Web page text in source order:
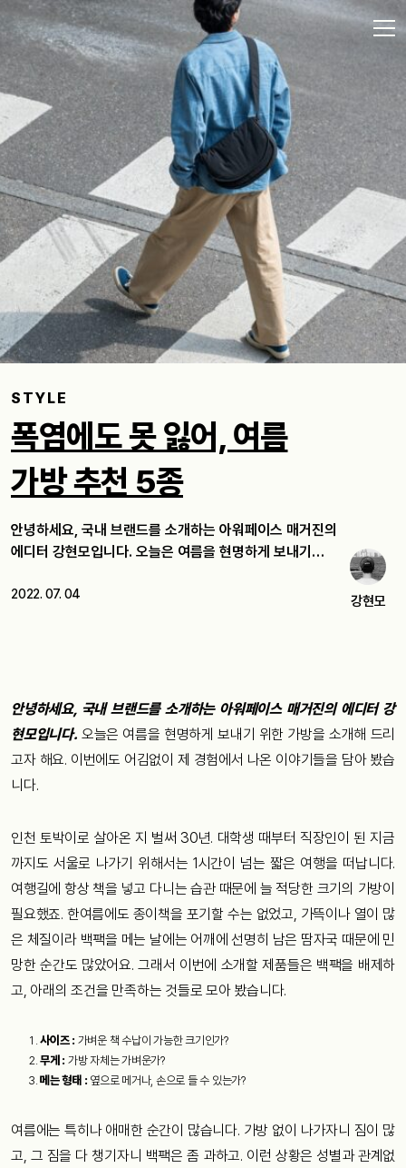
STYLE
폭염에도 못 잃어, 여름
가방 추천 5종
안녕하세요, 국내 브랜드를 소개하는 아워페이스 매거진의
에디터 강현모입니다. 오늘은 여름을 현명하게 보내기…
2022. 07. 04 강현모
안녕하세요, 국내 브랜드를 소개하는 아워페이스 매거진의 에디터 강
현모입니다. 오늘은 여름을 현명하게 보내기 위한 가방을 소개해 드리
고자 해요. 이번에도 어김없이 제 경험에서 나온 이야기들을 담아 봤습
니다.
인천 토박이로 살아온 지 벌써 30년. 대학생 때부터 직장인이 된 지금
까지도 서울로 나가기 위해서는 1시간이 넘는 짧은 여행을 떠납니다.
여행길에 항상 책을 넣고 다니는 습관 때문에 늘 적당한 크기의 가방이
필요했죠. 한여름에도 종이책을 포기할 수는 없었고, 가뜩이나 열이 많
은 체질이라 백팩을 메는 날에는 어깨에 선명히 남은 땀자국 때문에 민
망한 순간도 많았어요. 그래서 이번에 소개할 제품들은 백팩을 배제하
고, 아래의 조건을 만족하는 것들로 모아 봤습니다.
사이즈 : 가벼운 책 수납이 가능한 크기인가?
무게 : 가방 자체는 가벼운가?
메는 형태 : 옆으로 메거나, 손으로 들 수 있는가?
여름에는 특히나 애매한 순간이 많습니다. 가방 없이 나가자니 짐이 많
고, 그 짐을 다 챙기자니 백팩은 좀 과하고. 이런 상황은 성별과 관계없